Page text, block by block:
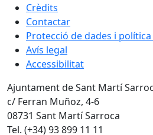
Crèdits
Contactar
Protecció de dades i
Avís legal
Accessibilitat
Ajuntament de Sant Martí
c/ Ferran Muñoz, 4-6
08731 Sant Martí Sarroca
Tel. (+34) 93 899 11 11